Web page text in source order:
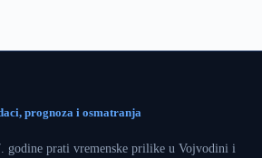
prognoza i osmatranja
godine prati vremenske prilike u Vojvodini i